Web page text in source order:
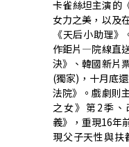
卡雀絲坦主演的
女力之美，以及
《天后小助理
作鉅片—院線直
決》、韓國新片
(獨家)，十月底
法院》。戲劇則
之女》第2季
義》，重現16年
現父子天性與扶